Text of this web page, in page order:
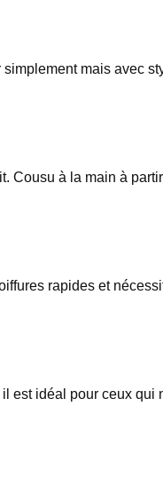
mais avec
Cousu à la main à
rapides et
est idéal pour ceux qui